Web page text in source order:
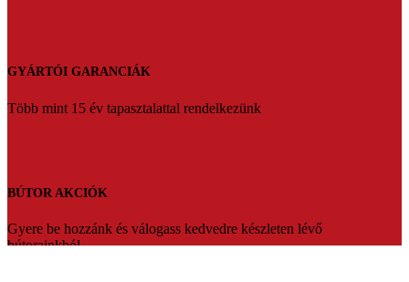
GYÁRTÓI GARANCIÁK
Több mint 15 év tapasztalattal rendelkezünk
BÚTOR AKCIÓK
Gyere be hozzánk és válogass kedvedre készleten lévő
bútorainkból.